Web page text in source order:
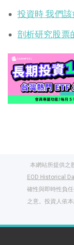
投資時 我們
剖析研究股票
本網站所提供之
EOD Historical
確性與即時性負
之意。投資人依